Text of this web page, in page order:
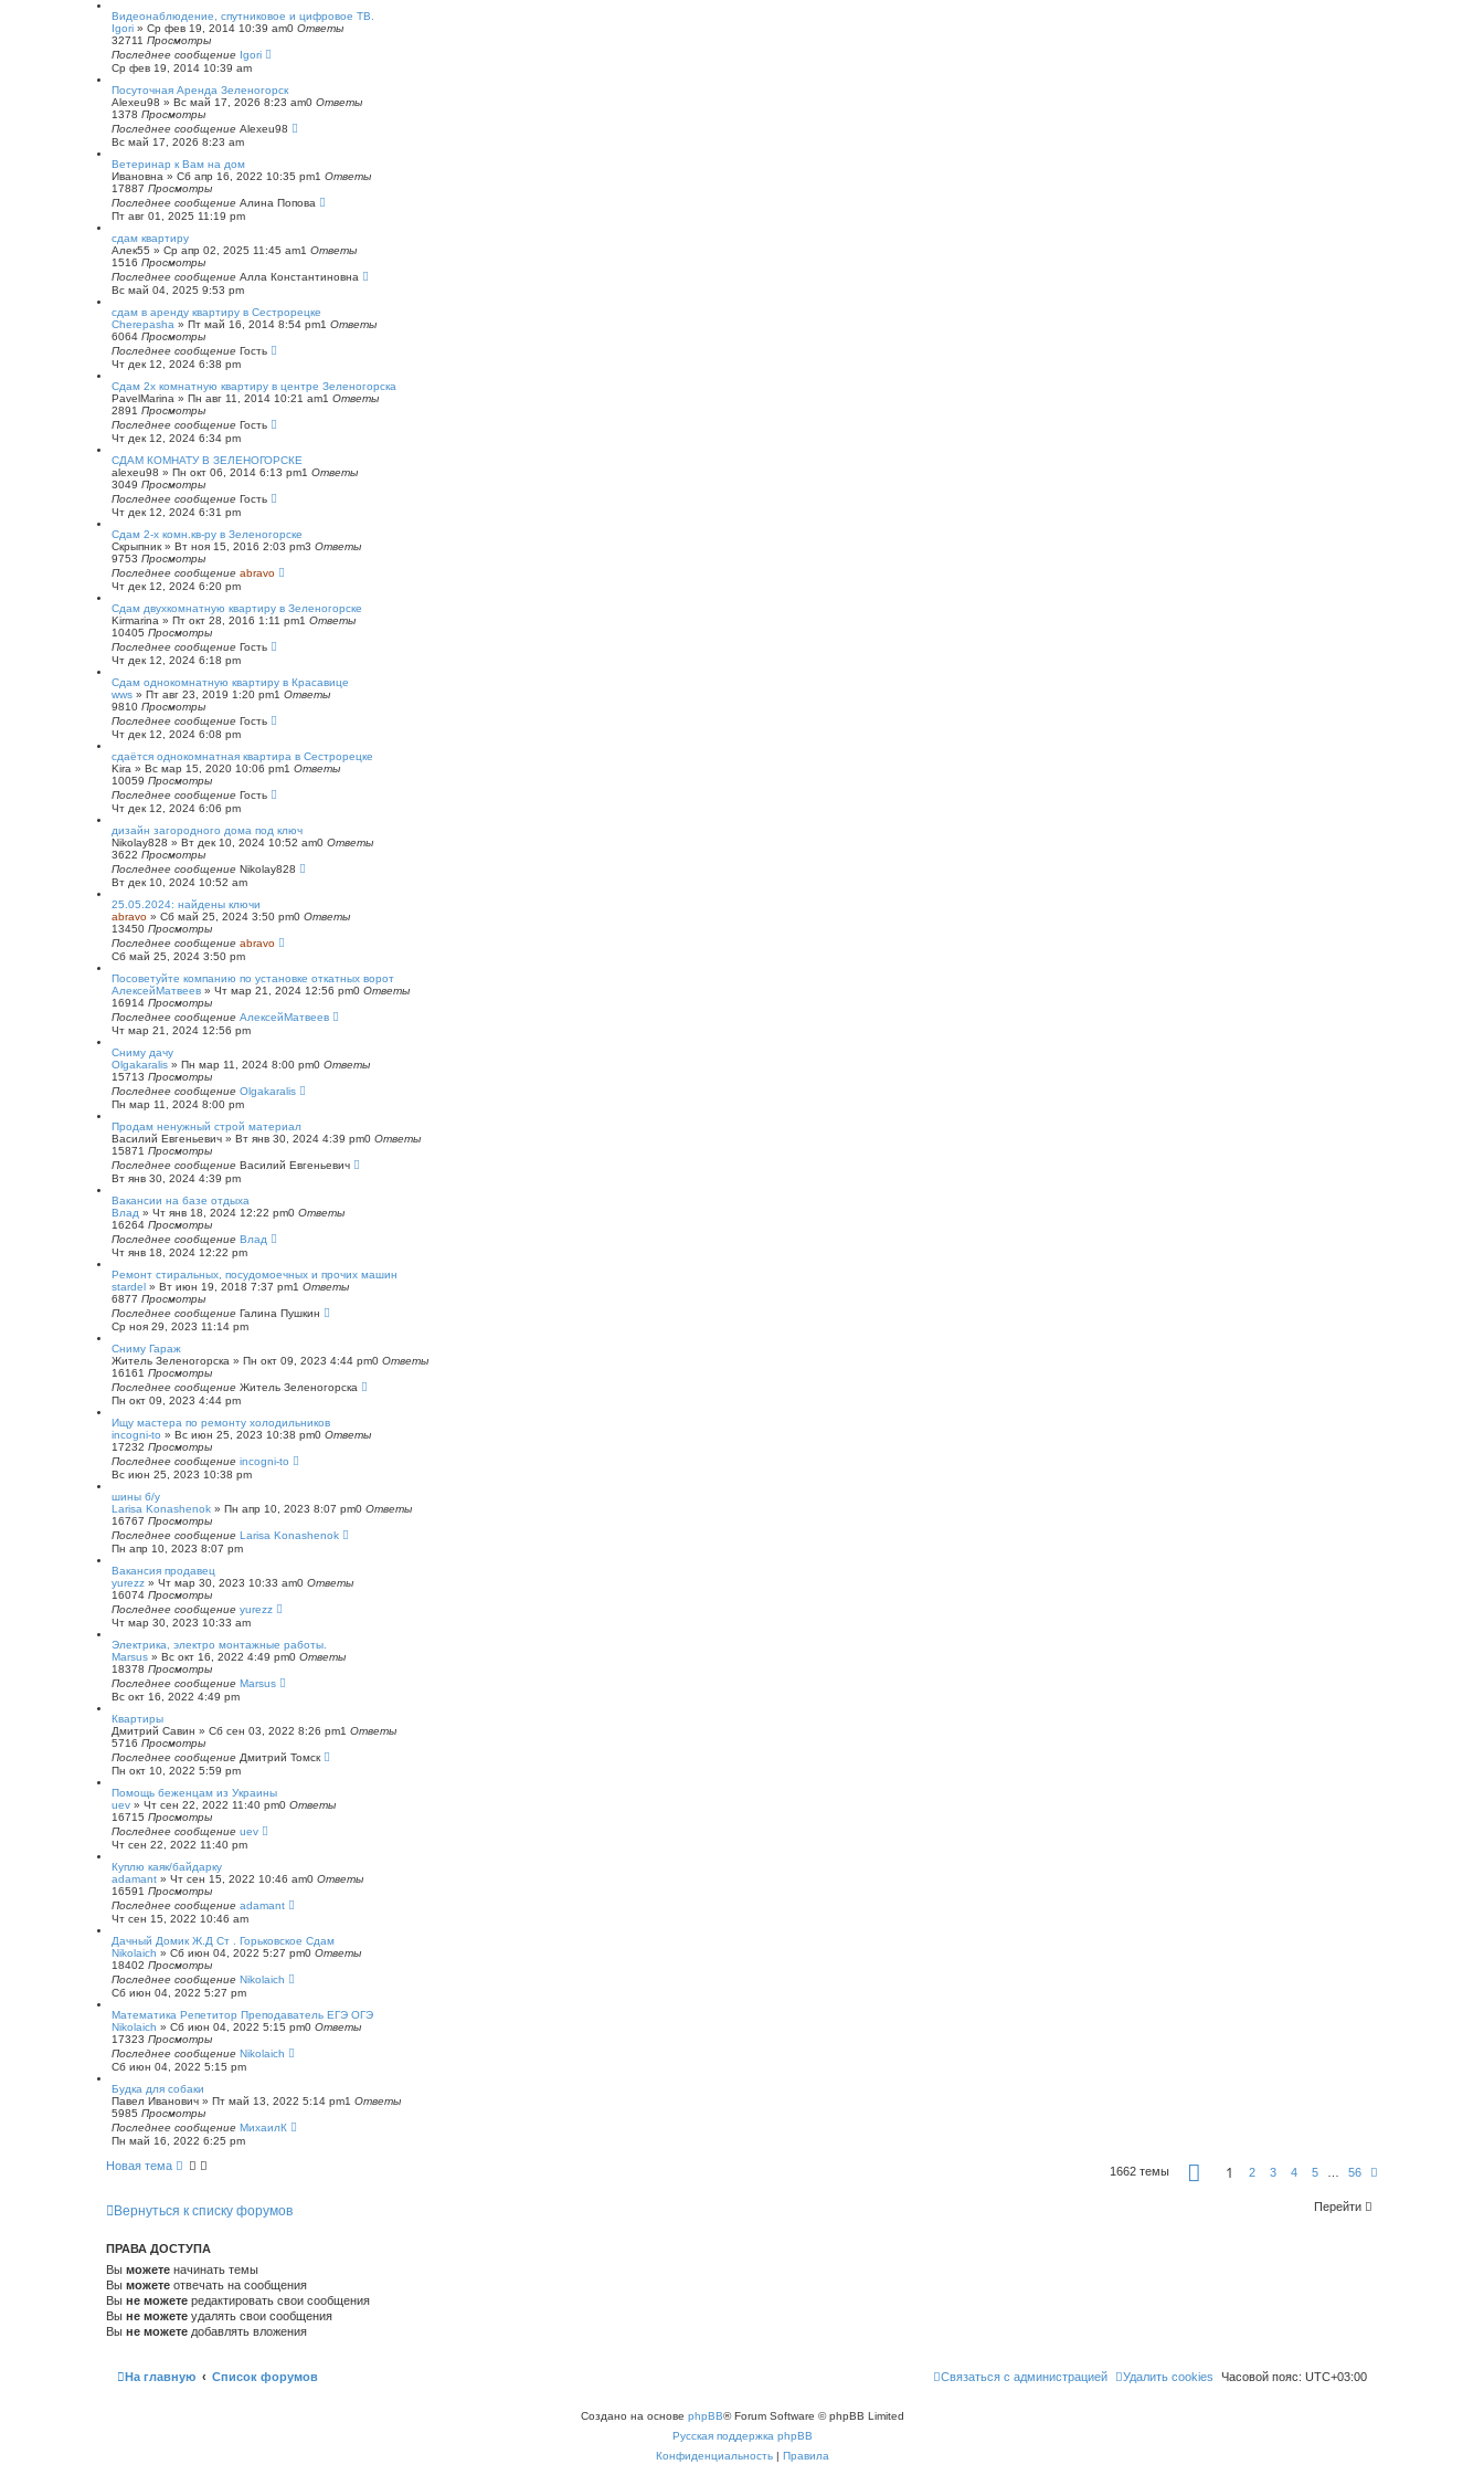
к
Видеонаблюдение, спутниковое и цифровое ТВ.
Igori » Ср фев 19, 2014 10:39 am0 Ответы
32711 Просмотры
Последнее сообщение Igori
Ср фев 19, 2014 10:39 am
Посуточная Аренда Зеленогорск
Alexeu98 » Вс май 17, 2026 8:23 am0 Ответы
1378 Просмотры
Последнее сообщение Alexeu98
Вс май 17, 2026 8:23 am
Ветеринар к Вам на дом
Ивановна » Сб апр 16, 2022 10:35 pm1 Ответы
17887 Просмотры
Последнее сообщение Алина Попова
Пт авг 01, 2025 11:19 pm
сдам квартиру
Алек55 » Ср апр 02, 2025 11:45 am1 Ответы
1516 Просмотры
Последнее сообщение Алла Константиновна
Вс май 04, 2025 9:53 pm
сдам в аренду квартиру в Сестрорецке
Cherepasha » Пт май 16, 2014 8:54 pm1 Ответы
6064 Просмотры
Последнее сообщение Гость
Чт дек 12, 2024 6:38 pm
Сдам 2х комнатную квартиру в центре Зеленогорска
PavelMarina » Пн авг 11, 2014 10:21 am1 Ответы
2891 Просмотры
Последнее сообщение Гость
Чт дек 12, 2024 6:34 pm
СДАМ КОМНАТУ В ЗЕЛЕНОГОРСКЕ
alexeu98 » Пн окт 06, 2014 6:13 pm1 Ответы
3049 Просмотры
Последнее сообщение Гость
Чт дек 12, 2024 6:31 pm
Сдам 2-х комн.кв-ру в Зеленогорске
Скрыпник » Вт ноя 15, 2016 2:03 pm3 Ответы
9753 Просмотры
Последнее сообщение abravo
Чт дек 12, 2024 6:20 pm
Сдам двухкомнатную квартиру в Зеленогорске
Kirmarina » Пт окт 28, 2016 1:11 pm1 Ответы
10405 Просмотры
Последнее сообщение Гость
Чт дек 12, 2024 6:18 pm
Сдам однокомнатную квартиру в Красавице
wws » Пт авг 23, 2019 1:20 pm1 Ответы
9810 Просмотры
Последнее сообщение Гость
Чт дек 12, 2024 6:08 pm
сдаётся однокомнатная квартира в Сестрорецке
Kira » Вс мар 15, 2020 10:06 pm1 Ответы
10059 Просмотры
Последнее сообщение Гость
Чт дек 12, 2024 6:06 pm
дизайн загородного дома под ключ
Nikolay828 » Вт дек 10, 2024 10:52 am0 Ответы
3622 Просмотры
Последнее сообщение Nikolay828
Вт дек 10, 2024 10:52 am
25.05.2024: найдены ключи
abravo » Сб май 25, 2024 3:50 pm0 Ответы
13450 Просмотры
Последнее сообщение abravo
Сб май 25, 2024 3:50 pm
Посоветуйте компанию по установке откатных ворот
АлексейМатвеев » Чт мар 21, 2024 12:56 pm0 Ответы
16914 Просмотры
Последнее сообщение АлексейМатвеев
Чт мар 21, 2024 12:56 pm
Сниму дачу
Olgakaralis » Пн мар 11, 2024 8:00 pm0 Ответы
15713 Просмотры
Последнее сообщение Olgakaralis
Пн мар 11, 2024 8:00 pm
Продам ненужный строй материал
Василий Евгеньевич » Вт янв 30, 2024 4:39 pm0 Ответы
15871 Просмотры
Последнее сообщение Василий Евгеньевич
Вт янв 30, 2024 4:39 pm
Вакансии на базе отдыха
Влад » Чт янв 18, 2024 12:22 pm0 Ответы
16264 Просмотры
Последнее сообщение Влад
Чт янв 18, 2024 12:22 pm
Ремонт стиральных, посудомоечных и прочих машин
stardel » Вт июн 19, 2018 7:37 pm1 Ответы
6877 Просмотры
Последнее сообщение Галина Пушкин
Ср ноя 29, 2023 11:14 pm
Сниму Гараж
Житель Зеленогорска » Пн окт 09, 2023 4:44 pm0 Ответы
16161 Просмотры
Последнее сообщение Житель Зеленогорска
Пн окт 09, 2023 4:44 pm
Ищу мастера по ремонту холодильников
incogni-to » Вс июн 25, 2023 10:38 pm0 Ответы
17232 Просмотры
Последнее сообщение incogni-to
Вс июн 25, 2023 10:38 pm
шины б/у
Larisa Konashenok » Пн апр 10, 2023 8:07 pm0 Ответы
16767 Просмотры
Последнее сообщение Larisa Konashenok
Пн апр 10, 2023 8:07 pm
Вакансия продавец
yurezz » Чт мар 30, 2023 10:33 am0 Ответы
16074 Просмотры
Последнее сообщение yurezz
Чт мар 30, 2023 10:33 am
Электрика, электро монтажные работы.
Marsus » Вс окт 16, 2022 4:49 pm0 Ответы
18378 Просмотры
Последнее сообщение Marsus
Вс окт 16, 2022 4:49 pm
Квартиры
Дмитрий Савин » Сб сен 03, 2022 8:26 pm1 Ответы
5716 Просмотры
Последнее сообщение Дмитрий Томск
Пн окт 10, 2022 5:59 pm
Помощь беженцам из Украины
uev » Чт сен 22, 2022 11:40 pm0 Ответы
16715 Просмотры
Последнее сообщение uev
Чт сен 22, 2022 11:40 pm
Куплю каяк/байдарку
adamant » Чт сен 15, 2022 10:46 am0 Ответы
16591 Просмотры
Последнее сообщение adamant
Чт сен 15, 2022 10:46 am
Дачный Домик Ж.Д Ст . Горьковское Сдам
Nikolaich » Сб июн 04, 2022 5:27 pm0 Ответы
18402 Просмотры
Последнее сообщение Nikolaich
Сб июн 04, 2022 5:27 pm
Математика Репетитор Преподаватель ЕГЭ ОГЭ
Nikolaich » Сб июн 04, 2022 5:15 pm0 Ответы
17323 Просмотры
Последнее сообщение Nikolaich
Сб июн 04, 2022 5:15 pm
Будка для собаки
Павел Иванович » Пт май 13, 2022 5:14 pm1 Ответы
5985 Просмотры
Последнее сообщение МихаилК
Пн май 16, 2022 6:25 pm
Новая тема 1662 темы 1 2 3 4 5 56
Вернуться к списку форумов Перейти
ПРАВА ДОСТУПА
Вы можете начинать темы
Вы можете отвечать на сообщения
Вы не можете редактировать свои сообщения
Вы не можете удалять свои сообщения
Вы не можете добавлять вложения
На главную Список форумов Часовой пояс: UTC+03:00
Удалить cookies
Связаться с администрацией
Создано на основе phpBB® Forum Software © phpBB Limited
Русская поддержка phpBB
Конфиденциальность | Правила